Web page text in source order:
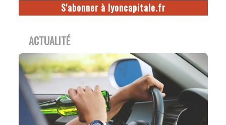
S'abonner à lyoncapitale.fr
ACTUALITÉ